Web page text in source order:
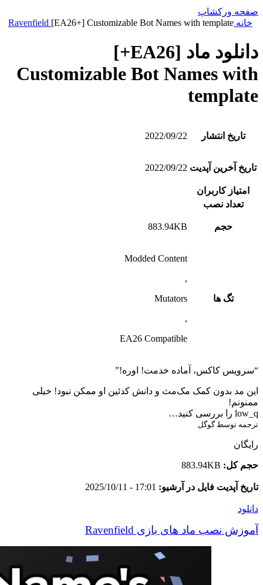
صفحه ورکشاپ
خانه
Ravenfield [EA26+] Customizable Bot Names with template
دانلود ماد [EA26+]
Customizable Bot Names with
template
تاریخ انتشار 2022/09/22
تاریخ آخرین آپدیت 2022/09/22
امتیاز کاربران
تعداد نصب
حجم 883.94KB
تگ ها
Modded Content
,
Mutators
,
EA26 Compatible
“سرویس کاکس، آماده خدمت! اوره!”
این مد بدون کمک مک‌مث و دانش کدئین او ممکن نبود! خیلی
ممنونم!
low_q را بررسی کنید…
ترجمه توسط گوگل
رایگان
حجم کل: 883.94KB
تاریخ آپدیت فایل در آرشیو: 17:01 - 2025/10/11
دانلود
آموزش نصب ماد های بازی Ravenfield